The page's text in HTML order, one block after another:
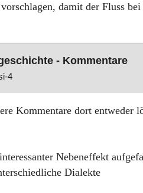
damit der Fluss
- Kommentare
4
Kommentare dort entweder
Nebeneffekt
Dialekte